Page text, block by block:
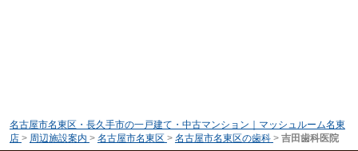
名古屋市名東区・長久手市の一戸建て・中古マンション｜マッシュルーム名東
店 > 周辺施設案内 > 名古屋市名東区 > 名古屋市名東区の歯科 > 吉田歯科医院